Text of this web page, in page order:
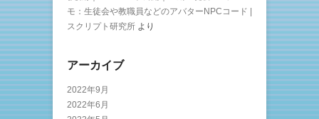
モ：生徒会や教職員などのアバターNPCコード |
スクリプト研究所 より
アーカイブ
2022年9月
2022年6月